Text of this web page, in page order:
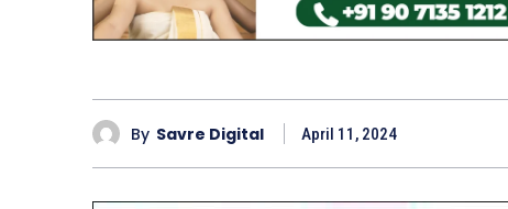
By Savre Digital April 11, 2024